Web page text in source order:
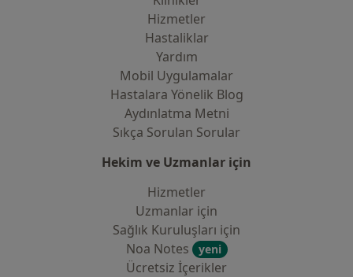
Hizmetler
Hastaliklar
Yardım
Mobil Uygulamalar
Hastalara Yönelik Blog
Aydınlatma Metni
Sıkça Sorulan Sorular
Hekim ve Uzmanlar için
Hizmetler
Uzmanlar için
Sağlık Kuruluşları için
Noa Notes
yeni
Ücretsiz İçerikler